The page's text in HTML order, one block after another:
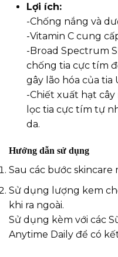
Lợi ích:
-Chống nắng và
-Vitamin C cung
-Broad Spectrum
chống tia cực tím
gây lão hóa của tia
-Chiết xuất hạt
lọc tia cực tím tự
da.
Hướng dẫn sử dụng
Sau các bước skincare
Sử dụng lượng kem
khi ra ngoài.
Sử dụng kèm với các
Anytime Daily để có